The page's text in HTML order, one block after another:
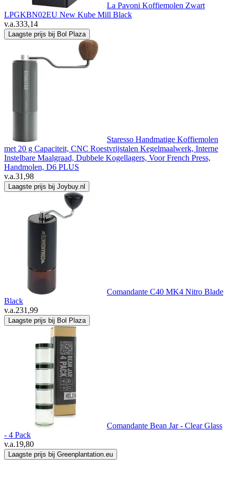
La Pavoni Koffiemolen Zwart
LPGKBN02EU New Kube Mill Black
v.a.333,14
Laagste prijs bij Bol Plaza
Staresso Handmatige Koffiemolen
met 20 g Capaciteit, CNC Roestvrijstalen Kegelmaalwerk, Interne
Instelbare Maalgraad, Dubbele Kogellagers, Voor French Press,
Handmolen, D6 PLUS
v.a.31,98
Laagste prijs bij Joybuy.nl
Comandante C40 MK4 Nitro Blade
Black
v.a.231,99
Laagste prijs bij Bol Plaza
Comandante Bean Jar - Clear Glass
- 4 Pack
v.a.19,80
Laagste prijs bij Greenplantation.eu